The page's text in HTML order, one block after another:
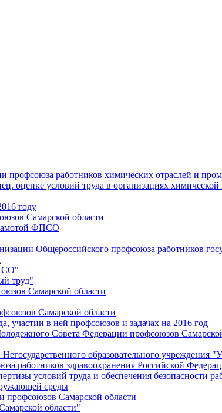
профсоюза работников химических отраслей и
оценке условий труда в организациях
году
Самарской области
ФПСО
Общероссийского профсоюза работников
труд"
Самарской области
Самарской области
участии в ней профсоюзов и задачах на 2016 год
Совета Федерации профсоюзов
образовательного учреждения
работников здравоохранения Российской
условий труда и обеспечения безопасности
среды
Самарской области
области"